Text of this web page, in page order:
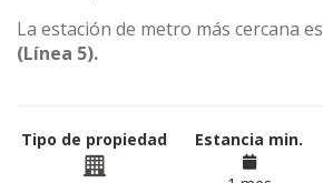
La estación de metro más cercana es
(Línea 5).
Tipo de propiedad Estancia min.